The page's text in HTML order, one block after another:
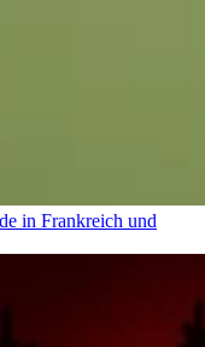
in Frankreich und